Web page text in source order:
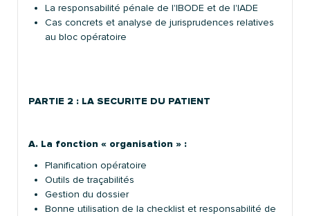
La responsabilité pénale de l'IBODE et de l'IADE
Cas concrets et analyse de jurisprudences relatives
au bloc opératoire
PARTIE 2 : LA SECURITE DU PATIENT
A. La fonction « organisation » :
Planification opératoire
Outils de traçabilités
Gestion du dossier
Bonne utilisation de la checklist et responsabilité de